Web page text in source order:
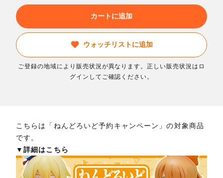
カートに追加
ウォッチリストに追加
ご登録の地域により販売状況が異なります。正しい販売状況はロ
グインしてご確認ください。
こちらは「ねんどろいど予約キャンペーン」の対象商品
です。
▼詳細はこちら